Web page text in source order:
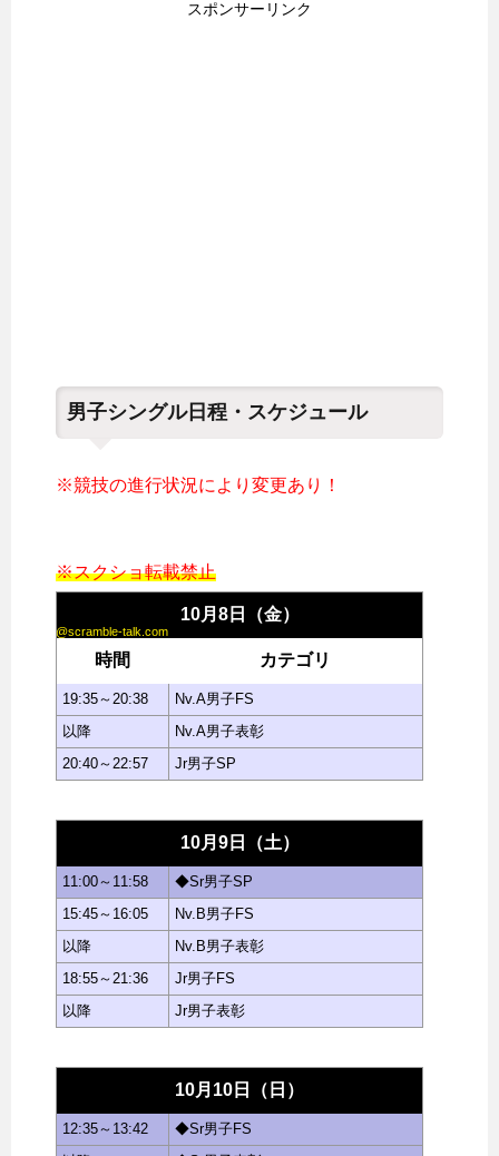
スポンサーリンク
男子シングル日程・スケジュール
※競技の進行状況により変更あり！
※スクショ転載禁止
@scramble-talk.com
10月8日（金）
時間 カテゴリ
19:35～20:38
Nv.A男子FS
以降
Nv.A男子表彰
20:40～22:57
Jr男子SP
10月9日（土）
11:00～11:58
◆Sr男子SP
15:45～16:05
Nv.B男子FS
以降
Nv.B男子表彰
18:55～21:36
Jr男子FS
以降
Jr男子表彰
10月10日（日）
12:35～13:42
◆Sr男子FS